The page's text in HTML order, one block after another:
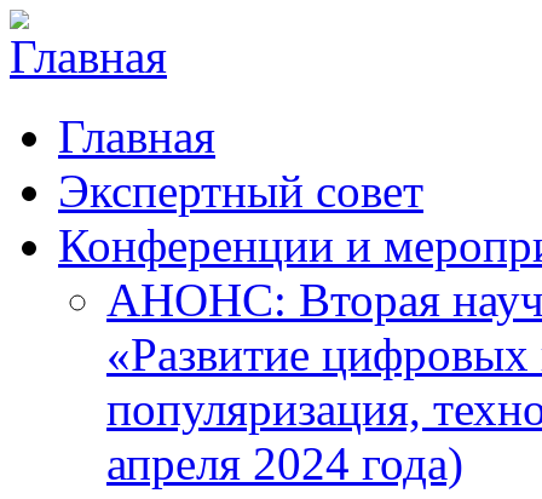
Главная
Экспертный совет
Конференции и
АНОНС: Вторая
«Развитие цифровых
популяризация,
апреля 2024 года)